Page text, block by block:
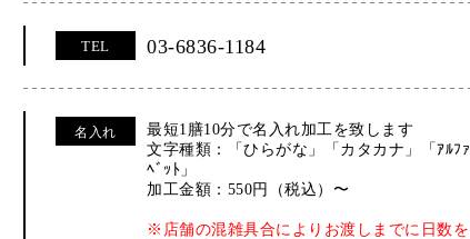
TEL 03-6836-1184
名入れ
最短1膳10分で名入れ加工を致します
文字種類：「ひらがな」「カタカナ」「ｱﾙﾌｧ
ﾍﾞｯﾄ」
加工金額：550円（税込）〜
※店舗の混雑具合によりお渡しまでに日数を